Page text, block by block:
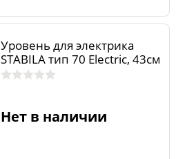
Уровень для электрика
STABILA тип 70 Еlectric, 43см
Нет в наличии